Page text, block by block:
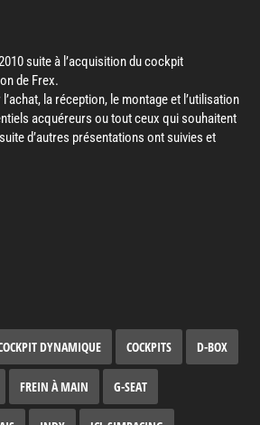
suite à l’acquisition du cockpit
de Frex.
la réception, le montage et l’utilisation
acquéreurs ou tout ceux qui souhaitent
d’autres présentations ont suivies et
DYNAMIQUE COCKPITS D-BOX
FREIN À MAIN G-SEAT